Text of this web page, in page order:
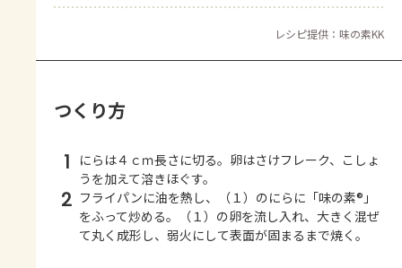
レシピ提供：味の素KK
つくり方
1
にらは４ｃｍ長さに切る。卵はさけフレーク、こしょ
うを加えて溶きほぐす。
2 フライパンに油を熱し、（１）のにらに「味の素®」
をふって炒める。（１）の卵を流し入れ、大きく混ぜ
て丸く成形し、弱火にして表面が固まるまで焼く。